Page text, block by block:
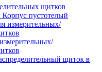
щитков
Корпус пустотелый